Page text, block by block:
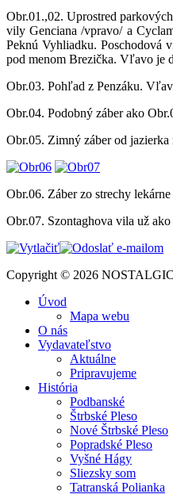
Obr.01.,02. Uprostred
vily Genciana /vpravo/ a
Peknú Vyhliadku. Poschodová
pod menom Brezička. Vľavo je
Obr.03. Pohľad z Penzáku.
Obr.04. Podobný záber ako
Obr.05. Zimný záber od
Obr.06. Záber zo strechy
Obr.07. Szontaghova vila už
Copyright © 2026
Úvod
Mapa webu
O nás
Vydavateľstvo
Aktuálne
Pripravujeme
História
Podbanské
Štrbské Pleso
Nové Štrbské Pleso
Popradské Pleso
Vyšné Hágy
Sliezsky som
Tatranská Polianka